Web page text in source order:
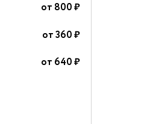
от 800₽
от360₽
от 640₽